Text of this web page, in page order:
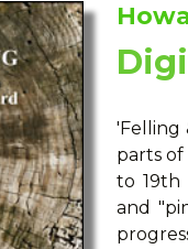
'Felling
parts
to 19th
and